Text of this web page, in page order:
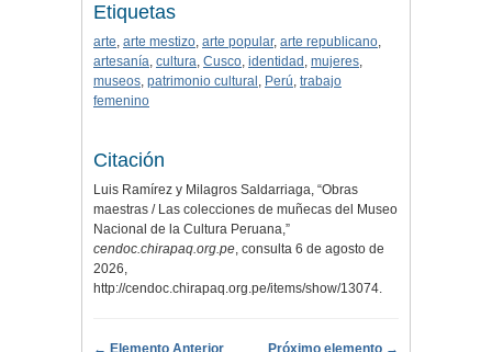
Etiquetas
arte, arte mestizo, arte popular, arte republicano,
artesanía, cultura, Cusco, identidad , mujeres,
museos, patrimonio cultural , Perú, trabajo
femenino
Citación
Luis Ramírez y Milagros Saldarriaga, “Obras
maestras / Las colecciones de muñecas del Museo
Nacional de la Cultura Peruana,”
cendoc.chirapaq.org.pe, consulta 6 de agosto de
2026,
http://cendoc.chirapaq.org.pe/items/show/13074.
← Elemento Anterior Próximo elemento →